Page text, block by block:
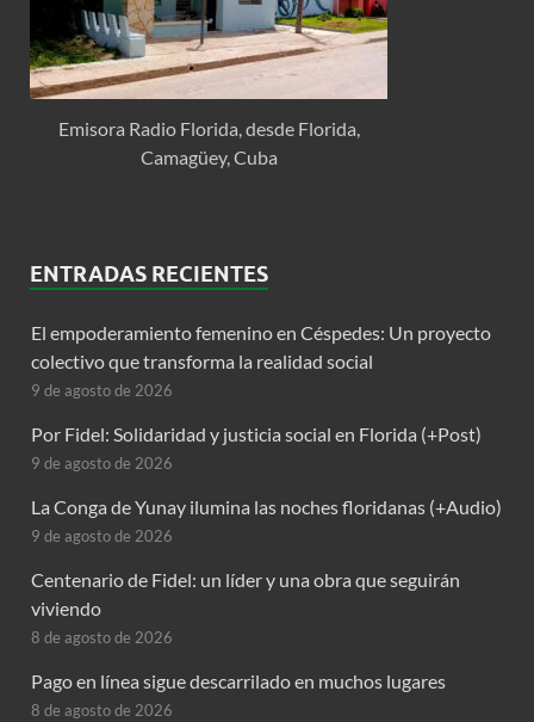
Emisora Radio Florida, desde Florida,
Camagüey, Cuba
ENTRADAS RECIENTES
El empoderamiento femenino en Céspedes: Un proyecto
colectivo que transforma la realidad social
9 de agosto de 2026
Por Fidel: Solidaridad y justicia social en Florida (+Post)
9 de agosto de 2026
La Conga de Yunay ilumina las noches floridanas (+Audio)
9 de agosto de 2026
Centenario de Fidel: un líder y una obra que seguirán
viviendo
8 de agosto de 2026
Pago en línea sigue descarrilado en muchos lugares
8 de agosto de 2026